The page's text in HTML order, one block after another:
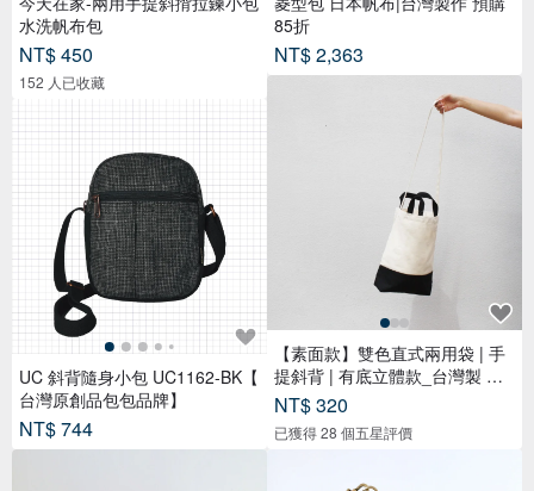
水洗帆布包
NT$ 450
152 人已收藏
UC 斜背隨身小包 UC1162-BK【
台灣原創品包包品牌】
NT$ 744
85折
NT$ 2,363
【素面款】雙色直式兩用袋 | 手
提斜背 | 有底立體款_台灣製 帆
布
NT$ 320
已獲得 28 個五星評價